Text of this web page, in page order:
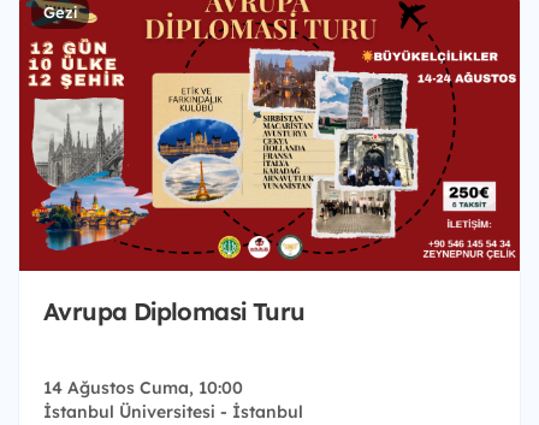
Gezi
Avrupa Diplomasi Turu
14 Ağustos Cuma, 10:00
İstanbul Üniversitesi - İstanbul